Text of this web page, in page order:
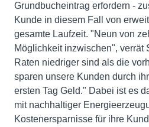
Grundbucheintrag erfordern -
Kunde in diesem Fall von
gesamte Laufzeit. "Neun von
Möglichkeit inzwischen", verrät
Raten niedriger sind als die
sparen unsere Kunden durch
ersten Tag Geld." Dabei ist es
mit nachhaltiger
Kostenersparnisse für ihre